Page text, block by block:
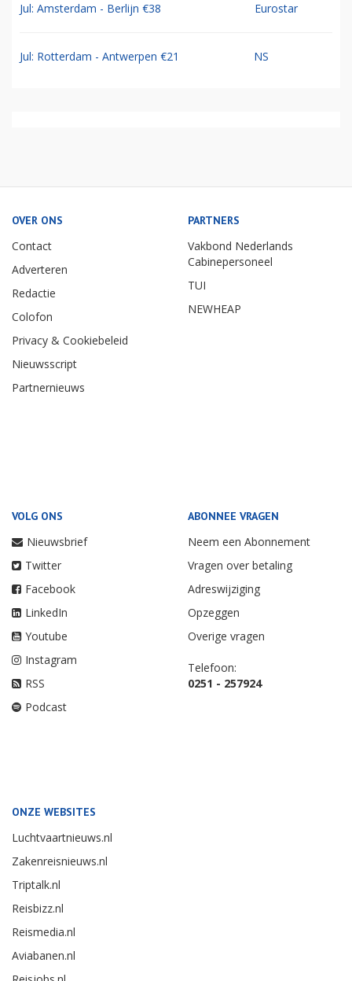
Jul: Amsterdam - Berlijn €38 Eurostar
Jul: Rotterdam - Antwerpen €21 NS
OVER ONS
Contact
Adverteren
Redactie
Colofon
Privacy & Cookiebeleid
Nieuwsscript
Partnernieuws
PARTNERS
Vakbond Nederlands
Cabinepersoneel
TUI
NEWHEAP
VOLG ONS
Nieuwsbrief
Twitter
Facebook
LinkedIn
Youtube
Instagram
RSS
Podcast
ABONNEE VRAGEN
Neem een Abonnement
Vragen over betaling
Adreswijziging
Opzeggen
Overige vragen
Telefoon:
0251 - 257924
ONZE WEBSITES
Luchtvaartnieuws.nl
Zakenreisnieuws.nl
Triptalk.nl
Reisbizz.nl
Reismedia.nl
Aviabanen.nl